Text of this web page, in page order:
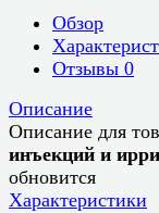
Обзор
Отзывы 0
Описание
Описание для
инъекций и
обновится
Характеристики